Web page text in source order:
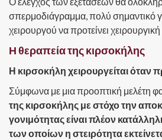
σπερμοδιάγραμμα, πολύ σημαντικό
χειρουργού να προτείνει
Η θεραπεία της κιρσοκήλης
Η κιρσοκήλη χειρουργείται όταν
Σύμφωνα με μια προοπτική μελέτη
της κιρσοκήλης με στόχο την
γονιμότητας είναι πλέον
των οποίων η στειρότητα